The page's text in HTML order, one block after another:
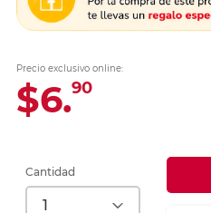
Ver más
Ver más
Ver más
Ver más
Precio exclusivo online:
$6.90
Cantidad